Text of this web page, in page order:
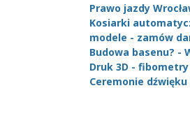
Prawo jazdy
Kosiarki
modele - zamów
Budowa basenu? -
Druk 3D - fibometry
Ceremonie dźwięku